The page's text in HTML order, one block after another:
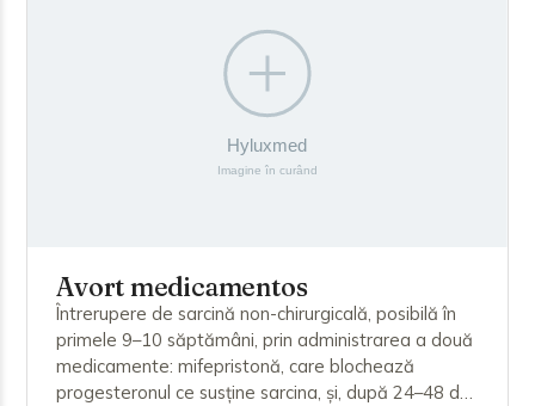
Avort medicamentos
Întrerupere de sarcină non-chirurgicală, posibilă în
primele 9–10 săptămâni, prin administrarea a două
medicamente: mifepristonă, care blochează
progesteronul ce susține sarcina, și, după 24–48 de